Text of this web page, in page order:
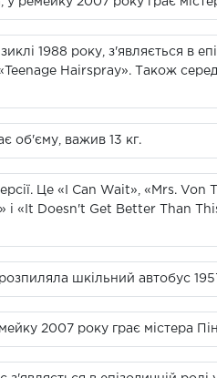
1988 року, з'являється в
Hairspray». Також
об'єму, важив 13 кг.
Це «I Can Wait», «Mrs. Von
«It Doesn't Get Better Than
шкільний автобус
2007 року грає містера